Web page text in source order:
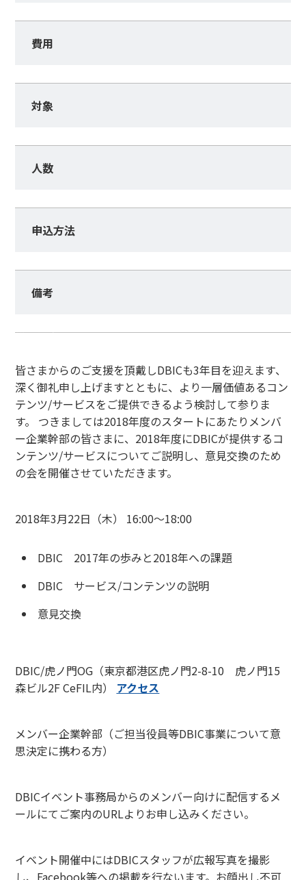
費用
対象
人数
申込方法
備考
皆さまからのご支援を頂戴しDBICも3年目を迎えます、
深く御礼申し上げますとともに、より一層価値あるコン
テンツ/サービスをご提供できるよう検討して参りま
す。 つきましては2018年度のスタートにあたりメンバ
ー企業幹部の皆さまに、2018年度にDBICが提供するコ
ンテンツ/サービスについてご説明し、意見交換のため
の会を開催させていただきます。
2018年3月22日（木） 16:00〜18:00
DBIC 2017年の歩みと2018年への課題
DBIC サービス/コンテンツの説明
意見交換
DBIC/虎ノ門OG（東京都港区虎ノ門2-8-10 虎ノ門15
森ビル2F CeFIL内） アクセス
メンバー企業幹部（ご担当役員等DBIC事業について意
思決定に携わる方）
DBICイベント事務局からのメンバー向けに配信するメ
ールにてご案内のURLよりお申し込みください。
イベント開催中にはDBICスタッフが広報写真を撮影
し、Facebook等への掲載を行ないます。お顔出し不可